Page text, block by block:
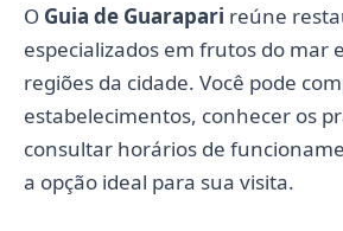
O Guia de Guarapari reúne
especializados em frutos do mar
regiões da cidade. Você pode
estabelecimentos, conhecer os
consultar horários de
a opção ideal para sua visita.